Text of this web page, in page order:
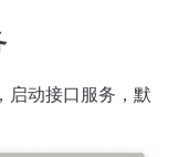
动接口服务，默